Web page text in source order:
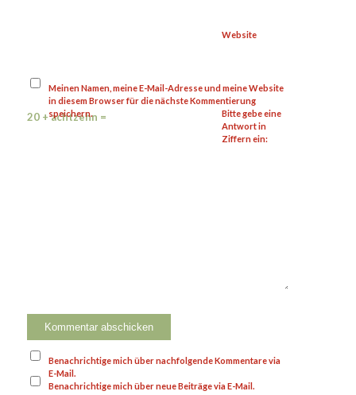
Website
Meinen Namen, meine E-Mail-Adresse und meine Website
in diesem Browser für die nächste Kommentierung
speichern.
Bitte gebe eine
Antwort in
Ziffern ein:
20 + achtzehn =
Benachrichtige mich über nachfolgende Kommentare via
E-Mail.
Benachrichtige mich über neue Beiträge via E-Mail.